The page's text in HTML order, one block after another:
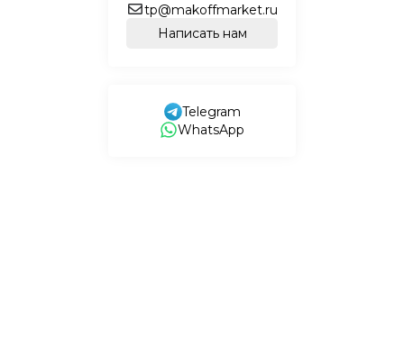
tp@makoffmarket.ru
Написать нам
Telegram
WhatsApp